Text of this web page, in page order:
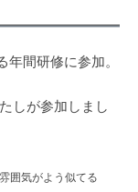
間研修に参加。
しが参加しまし
囲気がよう似てる